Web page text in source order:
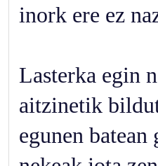
inork ere ez
Lasterka egin
aitzinetik
egunen